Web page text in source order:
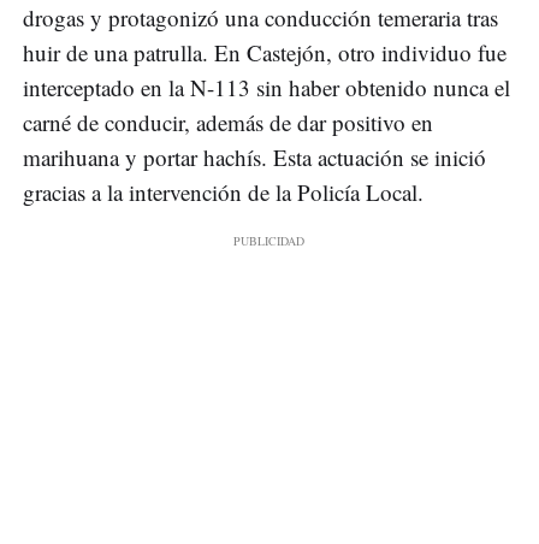
drogas y protagonizó una conducción temeraria tras
huir de una patrulla. En Castejón, otro individuo fue
interceptado en la N-113 sin haber obtenido nunca el
carné de conducir, además de dar positivo en
marihuana y portar hachís. Esta actuación se inició
gracias a la intervención de la Policía Local.